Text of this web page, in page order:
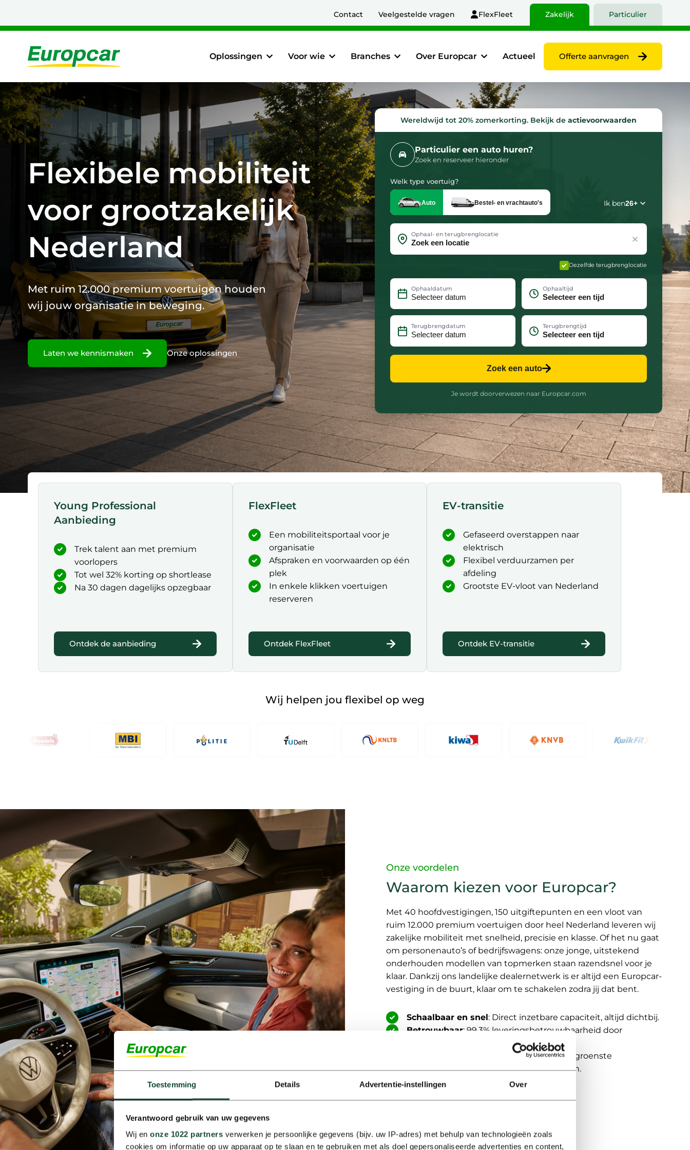
Toestemming Details Advertentie-instellingen Over
Verantwoord gebruik van uw gegevens
Wij en onze 1022 partners verwerken je persoonlijke gegevens (bijv. uw IP-adres) met behulp van technologieën zoals
cookies om informatie op uw apparaat op te slaan en te gebruiken met als doel gepersonaliseerde advertenties en content,
Contact Veelgestelde vragen FlexFleet Zakelijk Particulier
Home Oplossingen Voor wie Branches Over Europcar Actueel Offerte aanvragen
Flexibele mobiliteit
voor grootzakelijk
Nederland
Met ruim 12.000 premium voertuigen houden
wij jouw organisatie in beweging.
Laten we kennismaken Onze oplossingen
Wereldwijd tot 20% zomerkorting. Bekijk deactievoorwaarden
Particulier een auto huren?
Zoek en reserveer hieronder
Welk type voertuig?
Auto Bestel- en vrachtauto's Ik ben
Ophaal- en terugbrenglocatie
Dezelfde terugbrenglocatie
Ophaaldatum Ophaaltijd
Terugbrengdatum Terugbrengtijd
Zoek een auto
Je wordt doorverwezen naar Europcar.com
Young Professional
Aanbieding
Trek talent aan met premium
voorlopers
Tot wel 32% korting op shortlease
Na 30 dagen dagelijks opzegbaar
Ontdek de aanbieding
FlexFleet
Een mobiliteitsportaal voor je
organisatie
Afspraken en voorwaarden op één
plek
In enkele klikken voertuigen
reserveren
Ontdek FlexFleet
EV-transitie
Gefaseerd overstappen naar
elektrisch
Flexibel verduurzamen per
afdeling
Grootste EV-vloot van Nederland
Ontdek EV-transitie
Wij helpen jou flexibel op weg
Onze voordelen
Waarom kiezen voor Europcar?
Met 40 hoofdvestigingen, 150 uitgiftepunten en een vloot van
ruim 12.000 premium voertuigen door heel Nederland leveren wij
zakelijke mobiliteit met snelheid, precisie en klasse. Of het nu gaat
om personenauto’s of bedrijfswagens: onze jonge, uitstekend
onderhouden modellen van topmerken staan razendsnel voor je
klaar. Dankzij ons landelijke dealernetwerk is er altijd een Europcar-
vestiging in de buurt, klaar om te schakelen zodra jij dat bent.
Schaalbaar en snel: Direct inzetbare capaciteit, altijd dichtbij.
Betrouwbaar: 99,3% leveringsbetrouwbaarheid door
gestroomlijnde processen.
Duurzaam en verantwoord : Eén van de groenste
verhuurvloten, met heldere CO₂-inzichten.
Stel je mobiliteitsvraag